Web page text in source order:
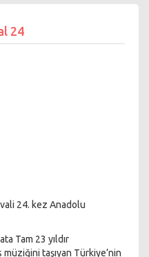
24
24. kez Anadolu
Tam 23 yıldır
taşıyan Türkiye’nin